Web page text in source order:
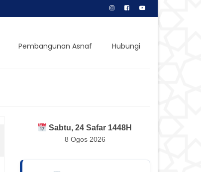
Pembangunan Asnaf Hubungi
Sabtu, 24 Safar 1448H
8 Ogos 2026